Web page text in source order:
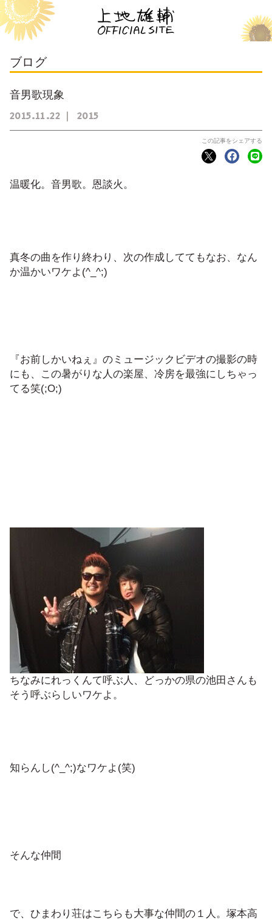
ブログ
音男歌現象
2015 11 22 2015
温暖化。音男歌。恩談火。
真冬の曲を作り終わり、次の作成しててもなお、なん
か温かいワケよ(^_^;)
『お前しかいねぇ』のミュージックビデオの撮影の時
にも、この暑がりな人の楽屋、冷房を最強にしちゃっ
てる笑(;O;)
ちなみにれっくんて呼ぶ人、どっかの県の池田さんも
そう呼ぶらしいワケよ。
知らんし(^_^;)なワケよ(笑)
そんな仲間
で、ひまわり荘はこちらも大事な仲間の１人。塚本高